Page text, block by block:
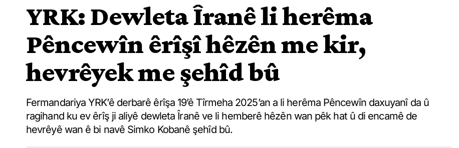
YRK: Dewleta Îranê li herêma
Pêncewîn êrîşî hêzên me kir,
hevrêyek me şehîd bû
Fermandariya YRK’ê derbarê êrîşa 19’ê Tîrmeha 2025’an a li herêma Pêncewîn daxuyanî da û
ragihand ku ev êrîş ji aliyê dewleta Îranê ve li hemberê hêzên wan pêk hat û di encamê de
hevrêyê wan ê bi navê Simko Kobanê şehîd bû.